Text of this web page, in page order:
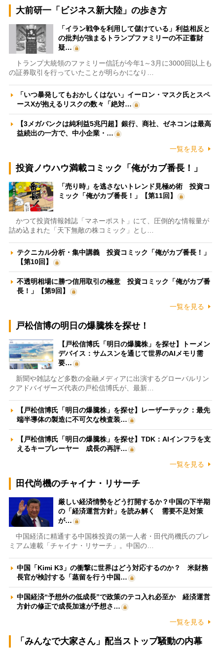
大前研一「ビジネス新大陸」の歩き方
「イラン戦争を利用して儲けている」利益相反と
の批判が強まるトランプファミリーの不正蓄財
疑…
トランプ大統領のファミリー信託が今年1～3月に3000回以上も
の証券取引を行っていたことが明らかになり…
「いつ暴発してもおかしくはない」イーロン・マスク氏とスペ
ースXが抱えるリスクの数々「絶対…
【3メガバンクは純利益5兆円超】銀行、商社、ゼネコンは最高
益続出の一方で、中小企業・…
一覧を見る
投資ノウハウ満載コミック「俺がカブ番長！」
「売り時」を逃さないトレンド見極め術 投資コ
ミック「俺がカブ番長！」【第11回】
かつて投資情報雑誌「マネーポスト」にて、圧倒的な情報量が
詰め込まれた「天下無敵の株コミック」とし…
テクニカル分析・集中講義 投資コミック「俺がカブ番長！」
【第10回】
不透明相場に勝つ信用取引の極意 投資コミック「俺がカブ番
長！」【第9回】
一覧を見る
戸松信博の明日の爆騰株を探せ！
【戸松信博氏「明日の爆騰株」を探せ】トーメン
デバイス：サムスンを通じて世界のAIメモリ需
要…
新聞や雑誌など多数の金融メディアに出演するグローバルリン
クアドバイザーズ代表の戸松信博氏が、最新…
【戸松信博氏「明日の爆騰株」を探せ】レーザーテック：最先
端半導体の製造に不可欠な検査装…
【戸松信博氏「明日の爆騰株」を探せ】TDK：AIインフラを支
えるキープレーヤー 成長の再評…
一覧を見る
田代尚機のチャイナ・リサーチ
厳しい経済情勢をどう打開するか？中国の下半期
の「経済運営方針」を読み解く 需要不足対策
が…
中国経済に精通する中国株投資の第一人者・田代尚機氏のプレ
ミアム連載「チャイナ・リサーチ」。中国の…
中国「Kimi K3」の衝撃に世界はどう対応するのか？ 米財務
長官が検討する「蒸留を行う中国…
中国経済“予想外の低成長”で政策のテコ入れ必至か 経済運営
方針の修正で成長加速が予想さ…
一覧を見る
「みんなで大家さん」配当ストップ騒動の内幕